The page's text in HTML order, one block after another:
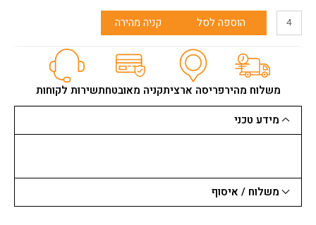
הוספה לסל קניה מהירה
משלוח מהירפריסה ארציתקניה מאובטחתשירות לקוחות
מידע טכני
משלוח / איסוף